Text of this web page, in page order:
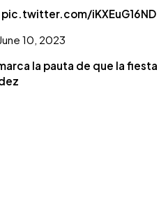
pic.twitter.com/iKXEuG16ND
June 10, 2023
la pauta de que la fiesta